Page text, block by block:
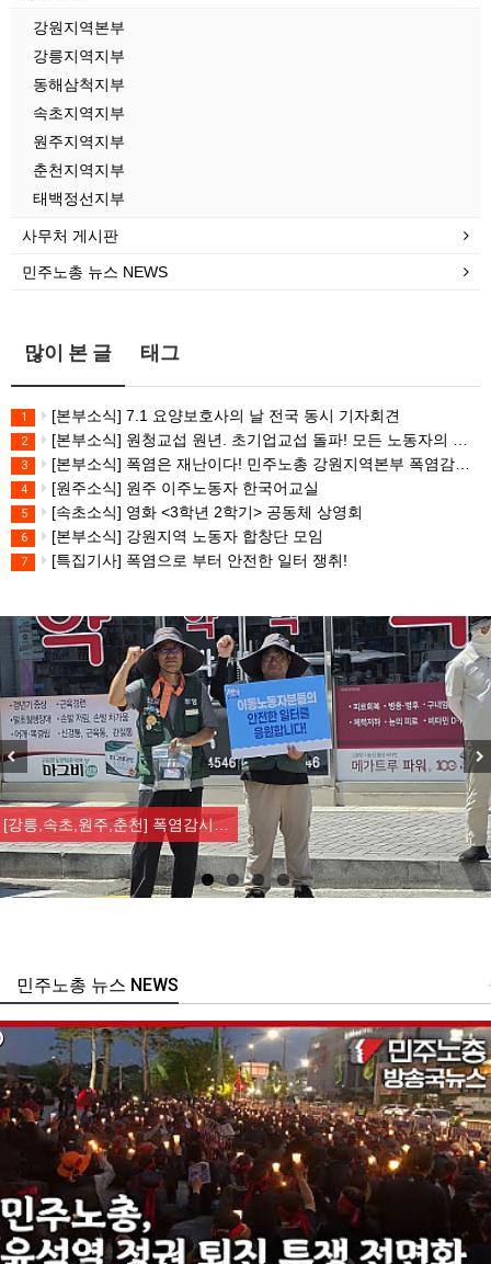
강원지역본부
강릉지역지부
동해삼척지부
속초지역지부
원주지역지부
춘천지역지부
태백정선지부
사무처 게시판
민주노총 뉴스 NEWS
많이 본 글 태그
1 [본부소식] 7.1 요양보호사의 날 전국 동시 기자회견
2 [본부소식] 원청교섭 원년. 초기업교섭 돌파! 모든 노동자의 노동기본권 쟁취! 민주노총 7.15 총파업대회
3 [본부소식] 폭염은 재난이다! 민주노총 강원지역본부 폭염감시단 선포 기자회견
4 [원주소식] 원주 이주노동자 한국어교실
5 [속초소식] 영화 <3학년 2학기> 공동체 상영회
6 [본부소식] 강원지역 노동자 합창단 모임
7 [특집기사] 폭염으로 부터 안전한 일터 쟁취!
[강릉,속초,원주,춘천] 폭염감시…
주노총 뉴스 NEWS